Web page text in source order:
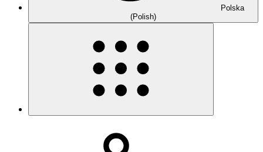
Polska
(Polish)